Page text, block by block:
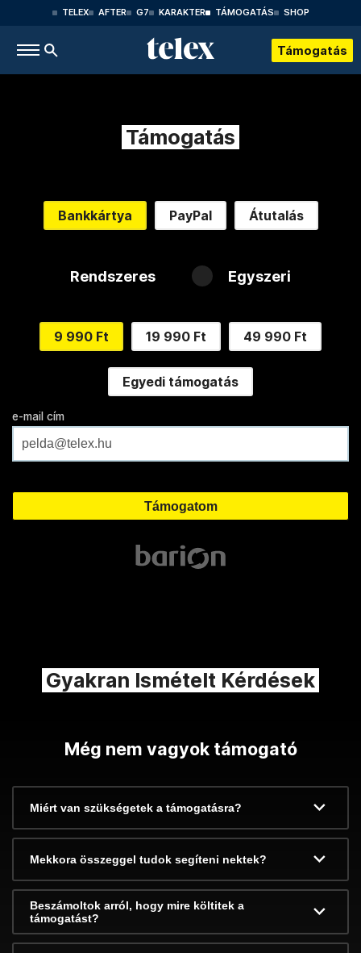
TELEX AFTER G7 KARAKTER TÁMOGATÁS SHOP
Támogatás
Támogatás
Bankkártya PayPal Átutalás
Rendszeres Egyszeri
9 990 Ft 19 990 Ft 49 990 Ft
Egyedi támogatás
e-mail cím
Gyakran Ismételt Kérdések
Még nem vagyok támogató
Miért van szükségetek a támogatásra?
Mekkora összeggel tudok segíteni nektek?
Beszámoltok arról, hogy mire költitek a
támogatást?